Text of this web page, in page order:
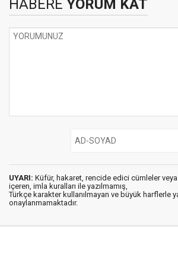
HABERE YORUM KAT
UYARI: Küfür, hakaret, rencide edici cümleler veya
içeren, imla kuralları ile yazılmamış,
Türkçe karakter kullanılmayan ve büyük harflerle
onaylanmamaktadır.